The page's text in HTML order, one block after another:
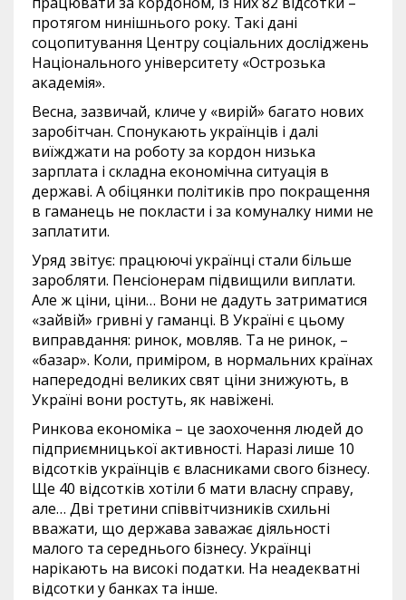
протягом нинішнього року. Такі дані
соцопитування Центру соціальних досліджень
Національного університету «Острозька
академія».
Весна, зазвичай, кличе у «вирій» багато нових
заробітчан. Спонукають українців і далі
виїжджати на роботу за кордон низька
зарплата і складна економічна ситуація в
державі. А обіцянки політиків про покращення
в гаманець не покласти і за комуналку ними не
заплатити.
Уряд звітує: працюючі українці стали більше
заробляти. Пенсіонерам підвищили виплати.
Але ж ціни, ціни… Вони не дадуть затриматися
«зайвій» гривні у гаманці. В Україні є цьому
виправдання: ринок, мовляв. Та не ринок, –
«базар». Коли, приміром, в нормальних країнах
напередодні великих свят ціни знижують, в
Україні вони ростуть, як навіжені.
Ринкова економіка – це заохочення людей до
підприємницької активності. Наразі лише 10
відсотків українців є власниками свого бізнесу.
Ще 40 відсотків хотіли б мати власну справу,
але… Дві третини співвітчизників схильні
вважати, що держава заважає діяльності
малого та середнього бізнесу. Українці
нарікають на високі податки. На неадекватні
відсотки у банках та інше.